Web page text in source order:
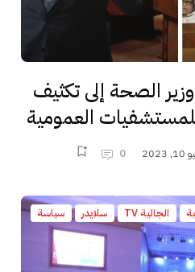
الصحة إلى تكثيف
للمستشفيات العمومية
0
الجالية TV سلايدر سياسة